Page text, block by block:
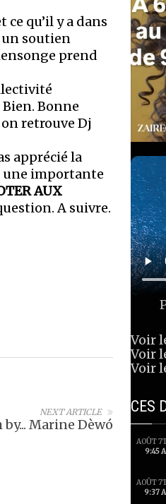
qu’il y a dans
un soutien
prend
Bonne
retrouve Dj
apprécié la
une importante
AUX
A suivre.
NEXT ARTICLE
Marine Dèwó
Voir
Voir
Voir
CES
AOÛT
9:45
AOÛT
9:37